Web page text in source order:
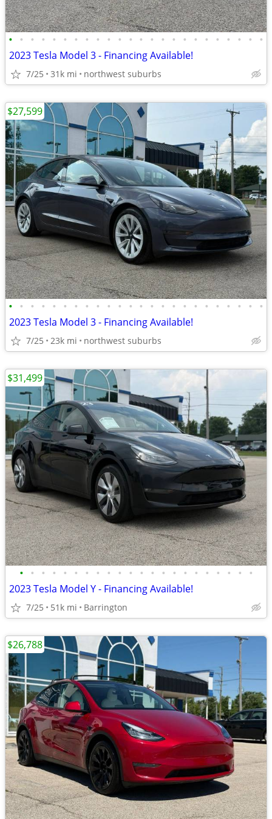
• • • • • • • • • • • • • • • • • • • • • • • •
2023 Tesla Model 3 - Financing Available!
7/25 31k mi northwest suburbs
• • • • • • • • • • • • • • • • • • • • • • • •
2023 Tesla Model 3 - Financing Available!
7/25 23k mi northwest suburbs
$27,599
• • • • • • • • • • • • • • • • • • • • • •
2023 Tesla Model Y - Financing Available!
7/25 51k mi Barrington
$31,499
$26,788